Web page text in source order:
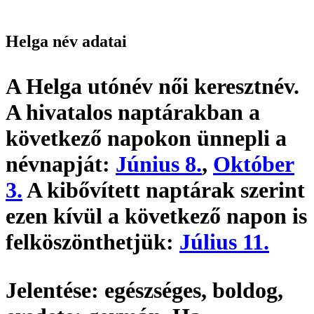
Helga név adatai
A Helga utónév női keresztnév.
A hivatalos naptárakban a
következő napokon ünnepli a
névnapját: Június 8., Október
3.A kibővített naptárak szerint
ezen kívül a következő napon is
felköszönthetjük: Július 11.
Jelentése: egészséges, boldog,